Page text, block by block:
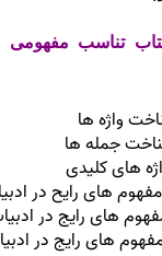
تناسب مفهومی
واژه ها
جمله ها
های کلیدی
های رایح در
های رایج در
های رایج در